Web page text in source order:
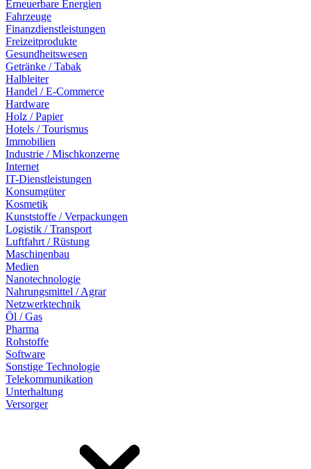
Erneuerbare Energien
Fahrzeuge
Finanzdienstleistungen
Freizeitprodukte
Gesundheitswesen
Getränke / Tabak
Halbleiter
Handel / E-Commerce
Hardware
Holz / Papier
Hotels / Tourismus
Immobilien
Industrie / Mischkonzerne
Internet
IT-Dienstleistungen
Konsumgüter
Kosmetik
Kunststoffe / Verpackungen
Logistik / Transport
Luftfahrt / Rüstung
Maschinenbau
Medien
Nanotechnologie
Nahrungsmittel / Agrar
Netzwerktechnik
Öl / Gas
Pharma
Rohstoffe
Software
Sonstige Technologie
Telekommunikation
Unterhaltung
Versorger